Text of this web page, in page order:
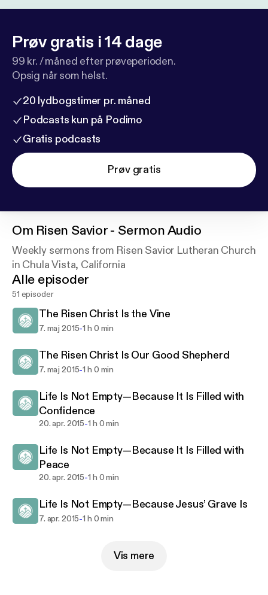
Prøv gratis i 14 dage
99 kr. / måned efter prøveperioden.
Opsig når som helst.
20 lydbogstimer pr. måned
Podcasts kun på Podimo
Gratis podcasts
Prøv gratis
Om Risen Savior - Sermon Audio
Weekly sermons from Risen Savior Lutheran Church
in Chula Vista, California
Alle episoder
51 episoder
The Risen Christ Is the Vine
7. maj 2015-1 h 0 min
The Risen Christ Is Our Good Shepherd
7. maj 2015-1 h 0 min
Life Is Not Empty—Because It Is Filled with
Confidence
20. apr. 2015-1 h 0 min
Life Is Not Empty—Because It Is Filled with
Peace
20. apr. 2015-1 h 0 min
Life Is Not Empty—Because Jesus’ Grave Is
7. apr. 2015-1 h 0 min
Vis mere